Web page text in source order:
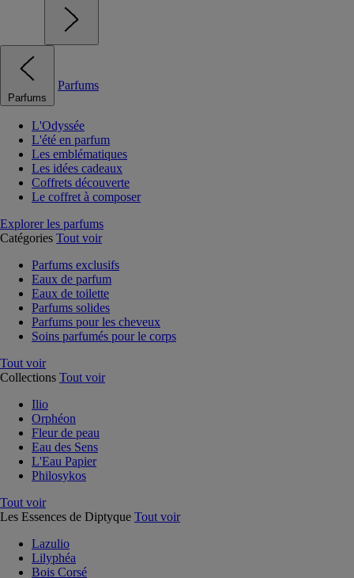
Parfums
Parfums
L'Odyssée
L'été en parfum
Les emblématiques
Les idées cadeaux
Coffrets découverte
Le coffret à composer
Explorer les parfums
Catégories Tout voir
Parfums exclusifs
Eaux de parfum
Eaux de toilette
Parfums solides
Parfums pour les cheveux
Soins parfumés pour le corps
Tout voir
Collections Tout voir
Ilio
Orphéon
Fleur de peau
Eau des Sens
L'Eau Papier
Philosykos
Tout voir
Les Essences de Diptyque Tout voir
Lazulio
Lilyphéa
Bois Corsé